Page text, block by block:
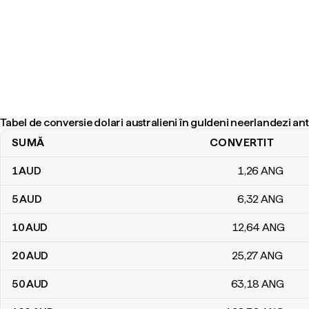
Tabel de conversie dolari australieni în guldeni neerlandezi
Tabel de conversie dolari australieni în guldeni neerlandezi antilezi
SUMĂ CONVERTIT
1AUD 1,26 ANG
5AUD 6,32ANG
10AUD 12,64 ANG
20AUD 25,27ANG
50AUD 63,18 ANG